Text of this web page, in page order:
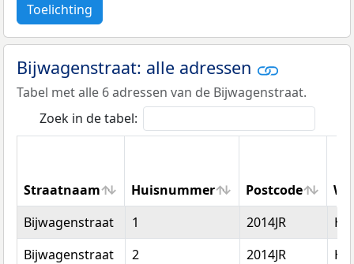
Toelichting
Bijwagenstraat: alle adressen
Tabel met alle 6 adressen van de Bijwagenstraat.
Zoek in de tabel:
Straatnaam Huisnummer Postcode
Straatnaam
Huisnummer Postcode
Bijwagenstraat 1 2014JR
Bijwagenstraat
2 2014JR